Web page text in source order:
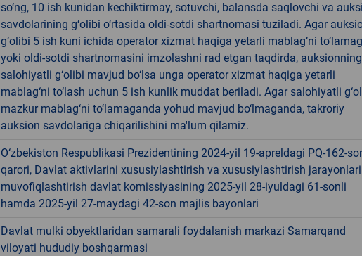
so‘ng, 10 ish kunidan kechiktirmay, sotuvchi, balansda saqlovchi va
savdolarining g‘olibi o‘rtasida oldi-sotdi shartnomasi tuziladi. Agar
g‘olibi 5 ish kuni ichida operator xizmat haqiga yetarli mablag‘ni
yoki oldi-sotdi shartnomasini imzolashni rad etgan taqdirda, auksionning
salohiyatli g‘olibi mavjud bo‘lsa unga operator xizmat haqiga yetarli
mablag‘ni to‘lash uchun 5 ish kunlik muddat beriladi. Agar salohiyatli
mazkur mablag‘ni to‘lamaganda yohud mavjud bo‘lmaganda, takroriy
auksion savdolariga chiqarilishini ma'lum qilamiz.
O‘zbekiston Respublikasi Prezidentining 2024-yil 19-apreldagi PQ-162-
qarori, Davlat aktivlarini xususiylashtirish va xususiylashtirish
muvofiqlashtirish davlat komissiyasining 2025-yil 28-iyuldagi 61-sonli
hamda 2025-yil 27-maydagi 42-son majlis bayonlari
Davlat mulki obyektlaridan samarali foydalanish markazi Samarqand
viloyati hududiy boshqarmasi